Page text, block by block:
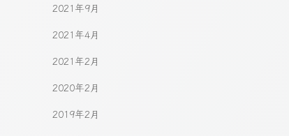
2021年9月
2021年4月
2021年2月
2020年2月
2019年2月